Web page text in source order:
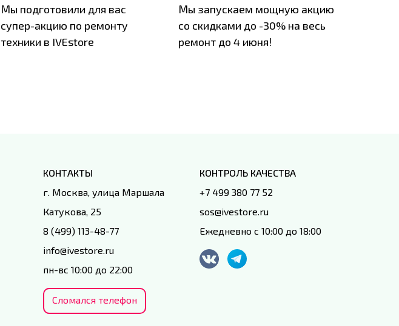
Мы подготовили для вас
супер-акцию по ремонту
техники в IVEstore
Мы запускаем мощную акцию
со скидками до -30% на весь
ремонт до 4 июня!
КОНТАКТЫ
г. Москва, улица Маршала
Катукова, 25
8 (499) 113-48-77
info@ivestore.ru
пн-вс 10:00 до 22:00
Сломался телефон
КОНТРОЛЬ КАЧЕСТВА
+7 499 380 77 52
sos@ivestore.ru
Ежедневно с 10:00 до 18:00